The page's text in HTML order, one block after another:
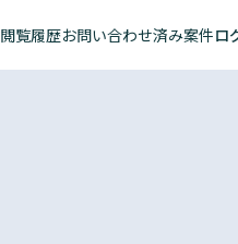
閲覧履歴お問い合わせ済み案件ロ